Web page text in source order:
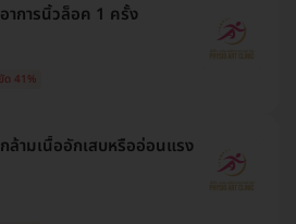
าการนิ้วล็อค 1 ครั้ง
ด 41%
ล้ามเนื้ออักเสบหรืออ่อนแรง